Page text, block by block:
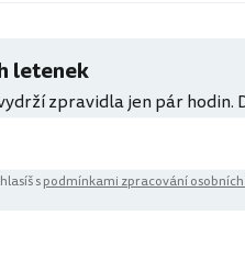
letenek
zpravidla jen pár hodin.
spodmínkami zpracování